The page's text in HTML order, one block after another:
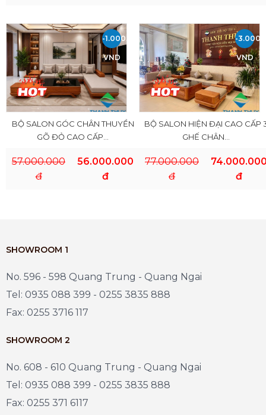
-1.000.000
VND
BỘ SALON GÓC CHÂN THUYỀN
GÕ ĐỎ CAO CẤP...
57.000.000
đ
56.000.000
đ
-
VND
BỘ SALON HIỆN ĐẠI CAO CẤP
GHẾ CHÂN...
77.000.000
đ
đ
SHOWROOM 1
No. 596 - 598 Quang Trung - Quang Ngai
Tel: 0935 088 399 - 0255 3835 888
Fax: 0255 3716 117
SHOWROOM 2
No. 608 - 610 Quang Trung - Quang Ngai
Tel: 0935 088 399 - 0255 3835 888
Fax: 0255 371 6117